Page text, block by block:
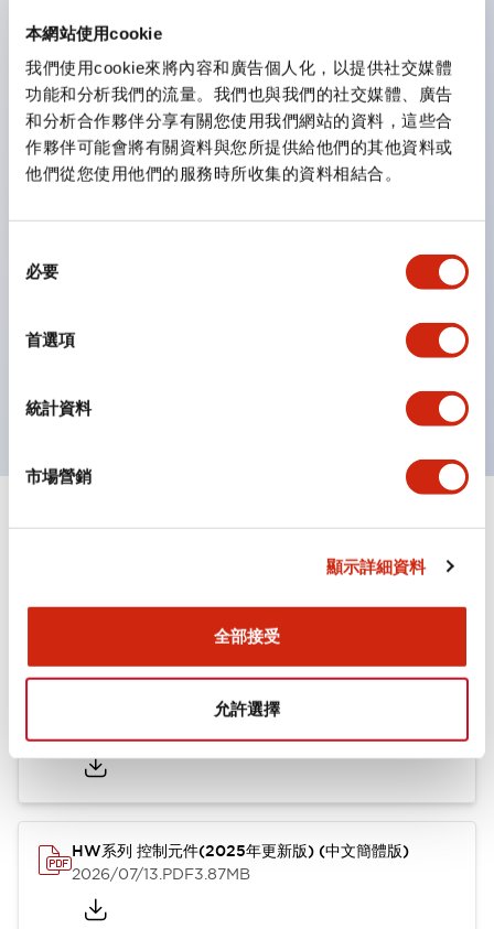
本網站使用cookie
我們使用cookie來將內容和廣告個人化，以提供社交媒體
功能和分析我們的流量。我們也與我們的社交媒體、廣告
和分析合作夥伴分享有關您使用我們網站的資料，這些合
作夥伴可能會將有關資料與您所提供給他們的其他資料或
他們從您使用他們的服務時所收集的資料相結合。
必要
首選項
統計資料
市場營銷
顯示詳細資料
全部接受
允許選擇
防護結構可防止水或油從面板前方滲入：IP65（僅雙按
鈕開關為 IP40）。
雙按鈕開關，可將兩個獨立動作的按鈕以及一個指示燈這
三種功能集結於一顆開關。
完整支援全球各地需求的多種電壓規格。
需分色管理的 LED 燈泡，如今可用單一顆燈泡呈現多種
顏色。
支援色彩通用設計（CUD）：可清楚辨識正方平頭形指
示燈的亮燈/熄燈狀態，以及點燈時的顏色識別。
符合 ISO 3864-4 安全色規範：在危險或緊急狀況下，
顏色表現更明確鮮明，便於更多人識別。
HW系列 Push-in式 控制元件 (中文簡體版)
HW系列 控制元件(2025年更新版) (中文簡體版)
2026/07/13.PDF3.87MB